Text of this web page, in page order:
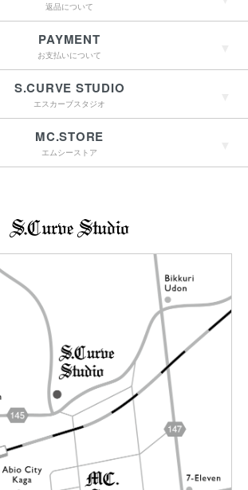
￥4,400（税込）以上
のご購入で送料無料
15:00までのご注文で
最短翌営業日配送
返品について
→詳しくはこちらへ
PAYMENT
お支払いについて
S.CURVE STUDIO
エスカーブスタジオ
MC.STORE
エムシーストア